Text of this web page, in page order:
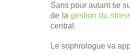
Sans pour autant se
de lagestion du
central.
Le sophrologue va